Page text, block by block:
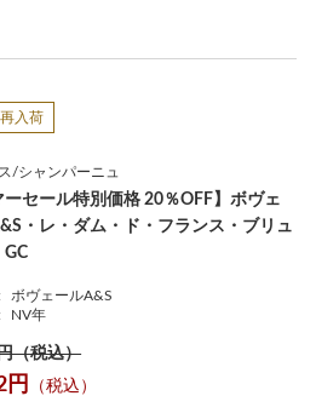
入荷
/シャンパーニュ
ーセール特別価格 20％OFF】ボヴェ
・レ・ダム・ド・フランス・ブリュ
GC
ボヴェールA&S
NV年
（税込）
円 （税込）